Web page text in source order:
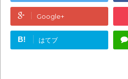
Google+
B! はてブ